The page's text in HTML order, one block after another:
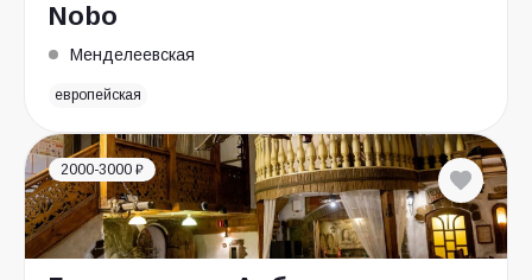
Nobo
Менделеевская
европейская
2000-3000 ₽